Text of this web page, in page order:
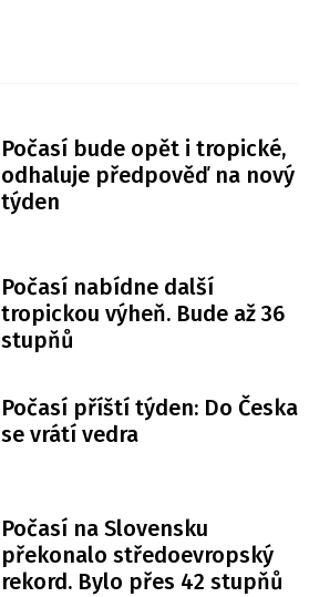
Počasí bude opět i tropické,
odhaluje předpověď na nový
týden
Počasí nabídne další
tropickou výheň. Bude až 36
stupňů
Počasí příští týden: Do Česka
se vrátí vedra
Počasí na Slovensku
překonalo středoevropský
rekord. Bylo přes 42 stupňů